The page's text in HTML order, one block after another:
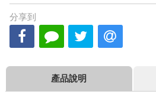
分享到
產品說明